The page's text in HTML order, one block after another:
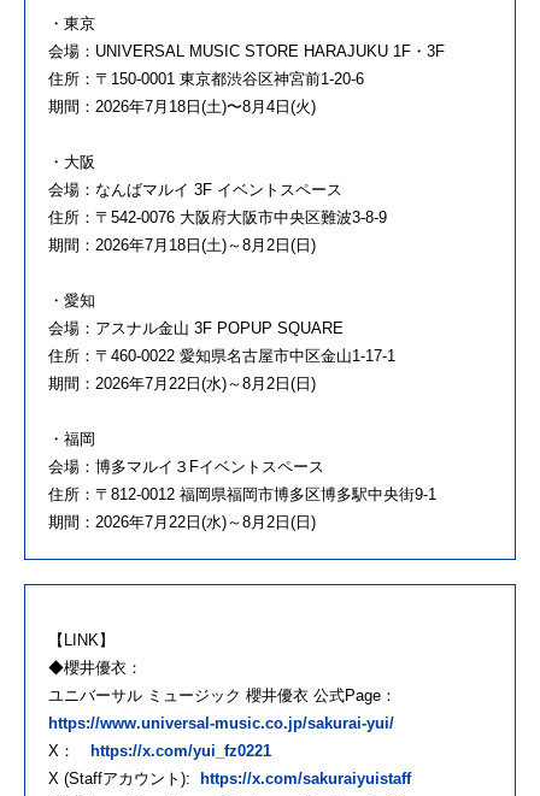
・東京
会場：UNIVERSAL MUSIC STORE HARAJUKU 1F・3F
住所：〒150-0001 東京都渋谷区神宮前1-20-6
期間：2026年7月18日(土)〜8月4日(火)
・大阪
会場：なんばマルイ 3F イベントスペース
住所：〒542-0076 大阪府大阪市中央区難波3-8-9
期間：2026年7月18日(土)～8月2日(日)
・愛知
会場：アスナル金山 3F POPUP SQUARE
住所：〒460-0022 愛知県名古屋市中区金山1-17-1
期間：2026年7月22日(水)～8月2日(日)
・福岡
会場：博多マルイ３Fイベントスペース
住所：〒812-0012 福岡県福岡市博多区博多駅中央街9-1
期間：2026年7月22日(水)～8月2日(日)
【LINK】
◆櫻井優衣：
ユニバーサル ミュージック 櫻井優衣 公式Page：
https://www.universal-music.co.jp/sakurai-yui/
X：
https://x.com/yui_fz0221
X (Staffアカウント):
https://x.com/sakuraiyuistaff